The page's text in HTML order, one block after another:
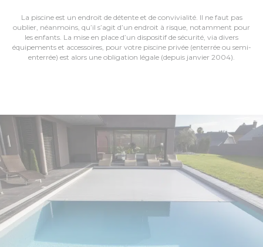
La piscine est un endroit de détente et de convivialité. Il ne faut pas
oublier, néanmoins, qu’il s’agit d’un endroit à risque, notamment pour
les enfants. La mise en place d’un dispositif de sécurité, via divers
équipements et accessoires, pour votre piscine privée (enterrée ou semi-
enterrée) est alors une obligation légale (depuis janvier 2004).